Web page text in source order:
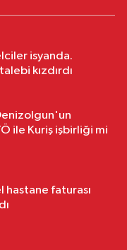
isyanda.
kızdırdı
ile Kuriş işbirliği mi
hastane faturası